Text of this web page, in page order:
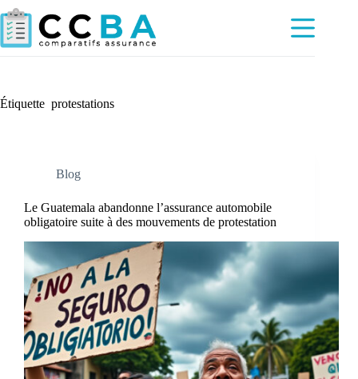
Passer
au
contenu
Étiquette protestations
Blog
Le Guatemala abandonne l’assurance automobile
obligatoire suite à des mouvements de protestation